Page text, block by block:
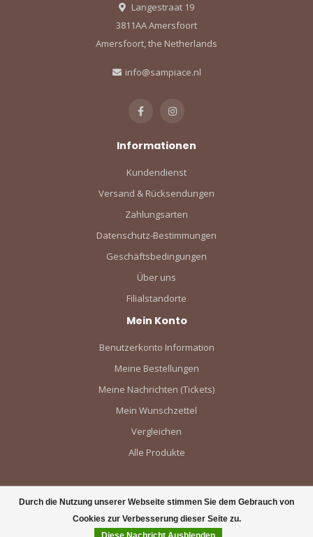
Durch die Nutzung unserer Webseite stimmen Sie dem Gebrauch von
Cookies zur Verbesserung dieser Seite zu.
Langestraat 19
3811AA Amersfoort
Amersfoort, the Netherlands
info@sampiace.nl
Informationen
Kundendienst
Versand & Rücksendungen
Zahlungsarten
Datenschutz-Bestimmungen
Geschäftsbedingungen
Über uns
Filialstandorte
Mein Konto
Benutzerkonto Information
Meine Bestellungen
Meine Nachrichten (Tickets)
Mein Wunschzettel
Vergleichen
Alle Produkte